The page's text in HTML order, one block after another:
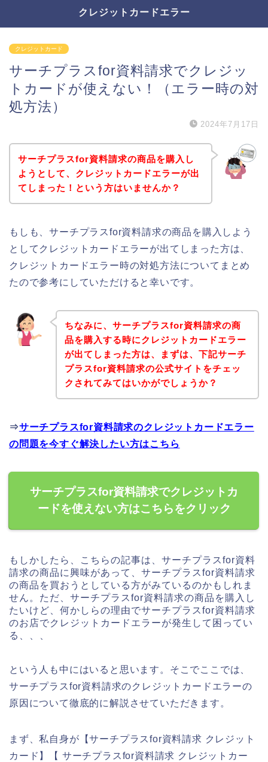
クレジットカードエラー
クレジットカード
サーチプラスfor資料請求でクレジッ
トカードが使えない！（エラー時の対
処方法）
2024年7月17日
サーチプラスfor資料請求の商品を購入し
ようとして、クレジットカードエラーが出
てしまった！という方はいませんか？
もしも、サーチプラスfor資料請求の商品を購入しよう
としてクレジットカードエラーが出てしまった方は、
クレジットカードエラー時の対処方法についてまとめ
たので参考にしていただけると幸いです。
ちなみに、サーチプラスfor資料請求の商
品を購入する時にクレジットカードエラー
が出てしまった方は、まずは、下記サーチ
プラスfor資料請求の公式サイトをチェッ
クされてみてはいかがでしょうか？
⇒サーチプラスfor資料請求のクレジットカードエラー
の問題を今すぐ解決したい方はこちら
サーチプラスfor資料請求でクレジットカ
ードを使えない方はこちらをクリック
もしかしたら、こちらの記事は、サーチプラスfor資料
請求の商品に興味があって、サーチプラスfor資料請求
の商品を買おうとしている方がみているのかもしれま
せん。ただ、サーチプラスfor資料請求の商品を購入し
たいけど、何かしらの理由でサーチプラスfor資料請求
のお店でクレジットカードエラーが発生して困ってい
る、、、
という人も中にはいると思います。そこでここでは、
サーチプラスfor資料請求のクレジットカードエラーの
原因について徹底的に解説させていただきます。
まず、私自身が【サーチプラスfor資料請求 クレジット
カード】【 サーチプラスfor資料請求 クレジットカー